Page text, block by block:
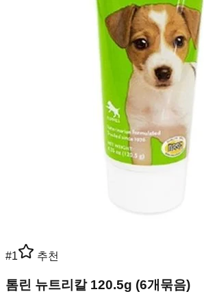
#1 추천
톰린 뉴트리칼 120.5g (6개묶음)